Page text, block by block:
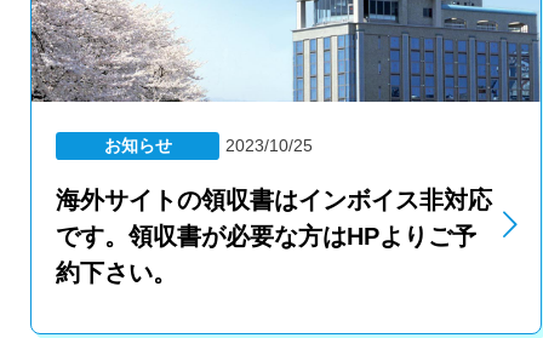
お知らせ 2023/10/25
海外サイトの領収書はインボイス非対応
です。領収書が必要な方はHPよりご予
約下さい。